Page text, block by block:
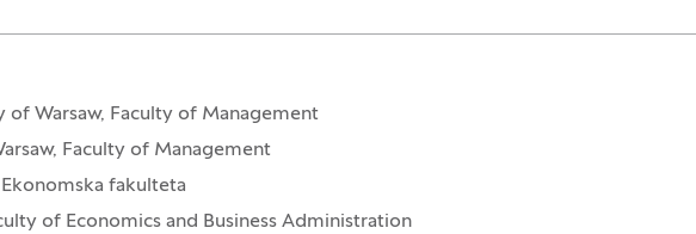
of Warsaw, Faculty of Management
Faculty of Management
fakulteta
of Economics and Business Administration